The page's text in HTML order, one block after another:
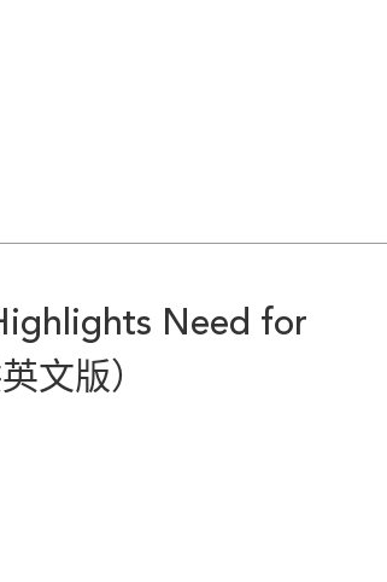
Need for
文版）